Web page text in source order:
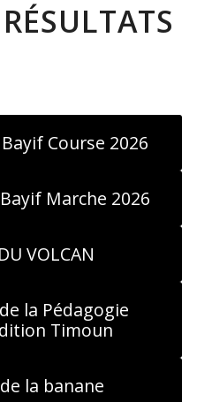
Course 2026
Marche 2026
VOLCAN
la Pédagogie
Timoun
la banane